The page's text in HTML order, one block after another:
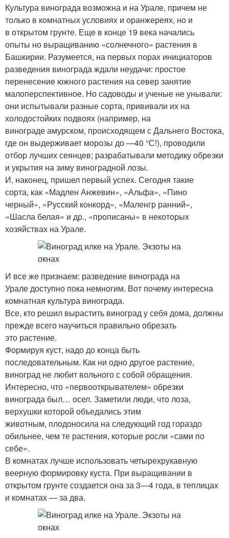
Культура винограда возможна и на Урале, причем не
только в комнатных условиях и оранжереях, но и
в открытом грунте. Еще в конце 19 века начались
опыты но выращиванию «солнечного» растения в
Башкирии. Разумеется, на первых порах инициаторов
разведения винограда ждали неудачи: простое
перенесение южного растения на север занятие
малоперспективное. Но садоводы и ученые не унывали:
они испытывали разные сорта, прививали их на
холодостойких подвоях (например, на
винограде амурском, происходящем с Дальнего Востока,
где он выдерживает морозы до —40 °С!), проводили
отбор лучших сеянцев; разрабатывали методику обрезки
и укрытия на зиму виноградной лозы.
И, наконец, пришел первый успех. Сегодня такие
сорта, как «Мадлен Анжевин», «Альфа», «Пино
черный», «Русский конкорд», «Маленгр ранний»,
«Шасла белая» и др., «прописаны» в некоторых
хозяйствах на Урале.
И все же признаем: разведение винограда на
Урале доступно пока немногим. Вот почему интересна
комнатная культура винограда.
Все, кто решил вырастить виноград у себя дома, должны
прежде всего научиться правильно обрезать
это растение.
Формируя куст, надо до конца быть
последовательным. Как ни одно другое растение,
виноград не любит вольного с собой обращения.
Интересно, что «первооткрывателем» обрезки
винограда был… осел. Заметили люди, что лоза,
верхушки которой объедались этим
животным, плодоносила на следующий год гораздо
обильнее, чем те растения, которые росли «сами по
себе».
В комнатах лучше использовать четырехрукавную
веерную формировку куста. При выращивании в
открытом грунте создается она за 3—4 года, в теплицах
и комнатах — за два.